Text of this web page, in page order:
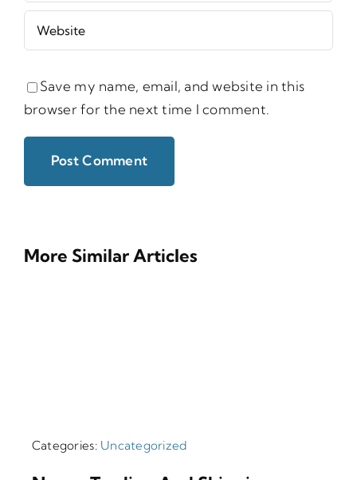
Save my name, email, and website in this
browser for the next time I comment.
More Similar Articles
Categories: Uncategorized